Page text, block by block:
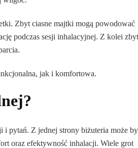
Zbyt ciasne majtki mogą powodować
podczas sesji inhalacyjnej. Z kolei zbyt
jak i komfortowa.
pytań. Z jednej strony biżuteria może
oraz efektywność inhalacji. Wiele grot